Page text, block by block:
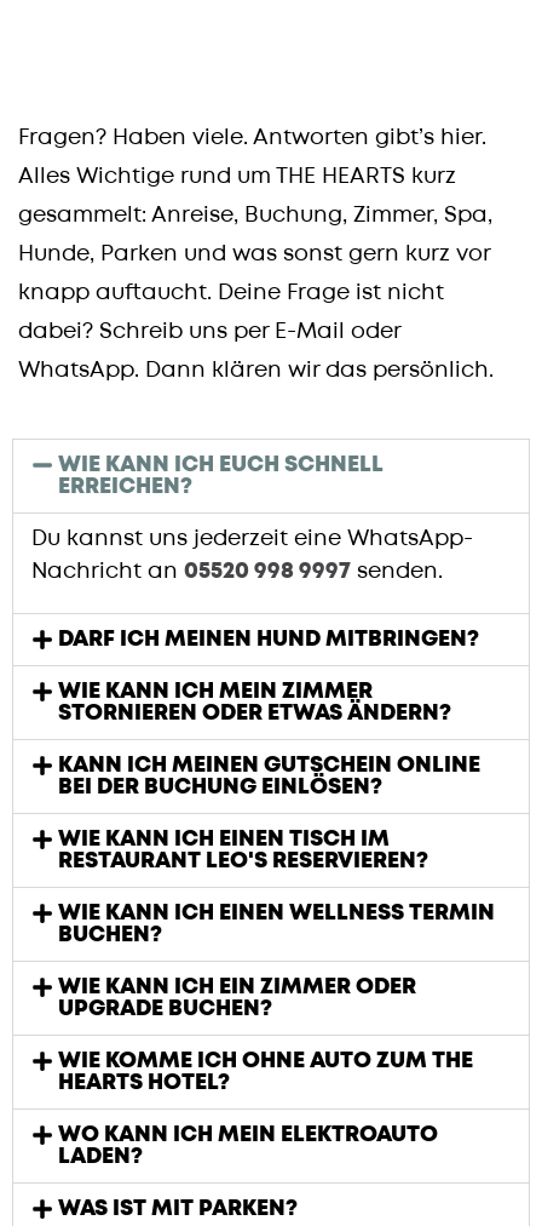
Fragen? Haben viele. Antworten gibt’s hier.
Alles Wichtige rund um THE HEARTS kurz
gesammelt: Anreise, Buchung, Zimmer, Spa,
Hunde, Parken und was sonst gern kurz vor
knapp auftaucht. Deine Frage ist nicht
dabei? Schreib uns per E-Mail oder
WhatsApp. Dann klären wir das persönlich.
WIE KANN ICH EUCH SCHNELL
ERREICHEN?
Du kannst uns jederzeit eine WhatsApp-
Nachricht an 05520 998 9997 senden.
DARF ICH MEINEN HUND MITBRINGEN?
WIE KANN ICH MEIN ZIMMER
STORNIEREN ODER ETWAS ÄNDERN?
KANN ICH MEINEN GUTSCHEIN ONLINE
BEI DER BUCHUNG EINLÖSEN?
WIE KANN ICH EINEN TISCH IM
RESTAURANT LEO'S RESERVIEREN?
WIE KANN ICH EINEN WELLNESS TERMIN
BUCHEN?
WIE KANN ICH EIN ZIMMER ODER
UPGRADE BUCHEN?
WIE KOMME ICH OHNE AUTO ZUM THE
HEARTS HOTEL?
WO KANN ICH MEIN ELEKTROAUTO
LADEN?
WAS IST MIT PARKEN?